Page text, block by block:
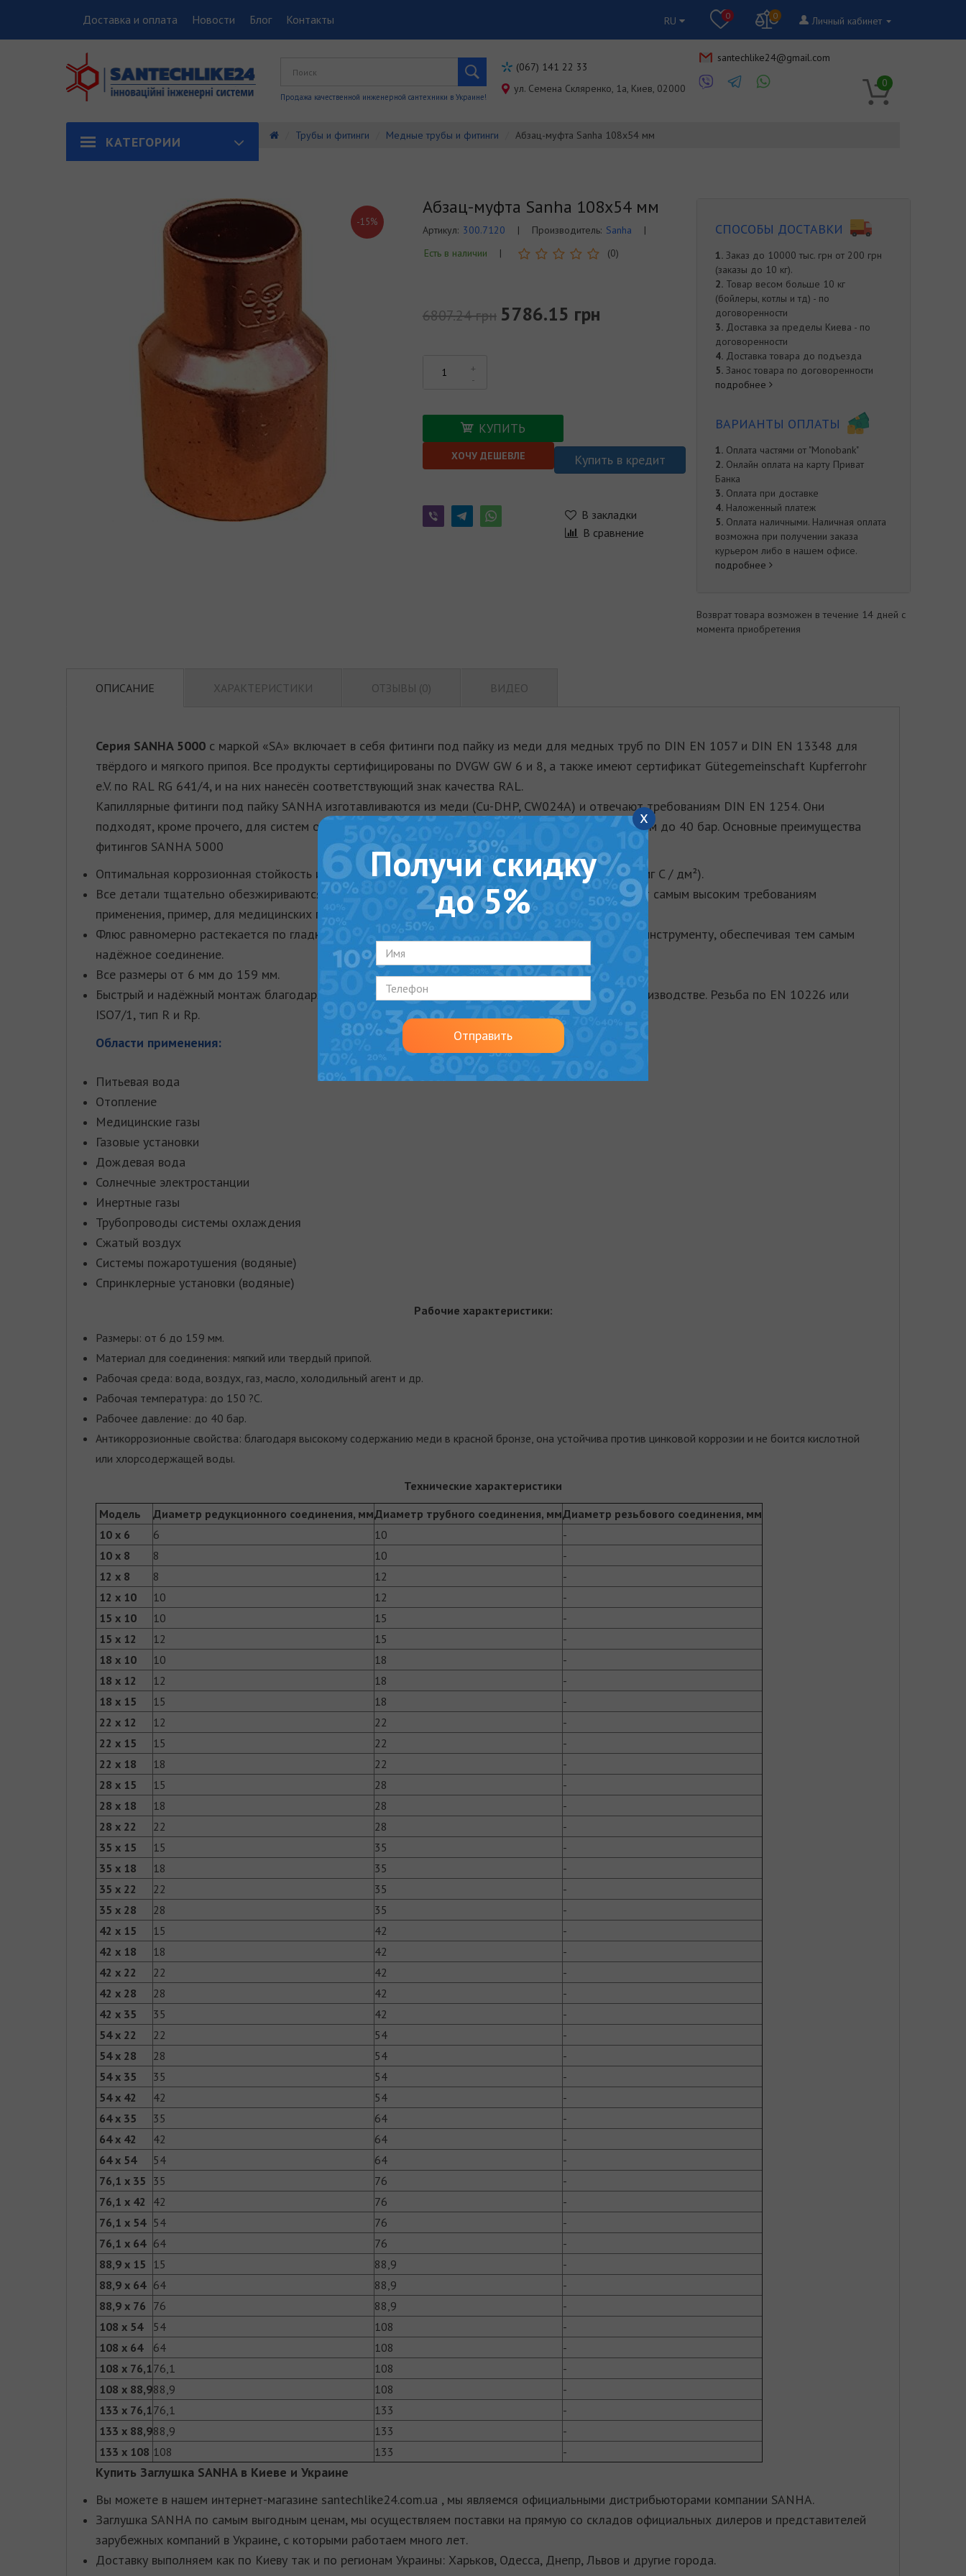
Доставка и оплата Новости Блог Контакты RU 0 0 Личный кабинет
Продажа качественной инженерной сантехники в Украине!
(067) 141 22 33
ул. Семена Скляренко, 1a, Киев, 02000
santechlike24@gmail.com
0
КАТЕГОРИИ Трубы и фитинги Медные трубы и фитинги Абзац-муфта Sanha 108х54 мм
-15%
Абзац-муфта Sanha 108х54 мм
Артикул: 300.7120 | Производитель: Sanha
|
Есть в наличии
| (0)
6807.24 грн 5786.15 грн
КУПИТЬ
ХОЧУ ДЕШЕВЛЕ Купить в кредит
В закладки
В сравнение
СПОСОБЫ ДОСТАВКИ
1. Заказ до 10000 тыс. грн от 200 грн
(заказы до 10 кг).
2. Товар весом больше 10 кг
(бойлеры, котлы и тд) - по
договоренности
3. Доставка за пределы Киева - по
договоренности
4. Доставка товара до подъезда
5. Занос товара по договоренности
подробнее
ВАРИАНТЫ ОПЛАТЫ
1. Оплата частями от "Monobank"
2. Онлайн оплата на карту Приват
Банка
3. Оплата при доставке
4. Наложенный платеж
5. Оплата наличными. Наличная оплата
возможна при получении заказа
курьером либо в нашем офисе.
подробнее
Возврат товара возможен в течение 14 дней с
момента приобретения
ОПИСАНИЕ ХАРАКТЕРИСТИКИ ОТЗЫВЫ (0) ВИДЕО
Серия SANHA 5000 с маркой «SA» включает в себя фитинги под пайку из меди для медных труб по DIN EN 1057 и DIN EN 13348 для
твёрдого и мягкого припоя. Все продукты сертифицированы по DVGW GW 6 и 8, а также имеют сертификат Gütegemeinschaft Kupferrohr
e.V. по RAL RG 641/4, и на них нанесён соответствующий знак качества RAL.
Капиллярные фитинги под пайку SANHA изготавливаются из меди (Cu-DHP, CW024A) и отвечают требованиям DIN EN 1254. Они
подходят, кроме прочего, для систем охлаждения с максимально допустимым рабочим давлением до 40 бар. Основные преимущества
фитингов SANHA 5000
Оптимальная коррозионная стойкость и гигиена в результате низкого содержания углерода (0,5 мг C / дм²).
Все детали тщательно обезжириваются в специально разработанных ваннах и поэтому отвечают самым высоким требованиям
применения, пример, для медицинских газов.
Флюс равномерно растекается по гладким поверхностям концов благодаря оптимизированному инструменту, обеспечивая тем самым
надёжное соединение.
Все размеры от 6 мм до 159 мм.
Быстрый и надёжный монтаж благодаря уплотнению резьбы в резьбе и точным допускам при производстве. Резьба по EN 10226 или
ISO7/1, тип R и Rp.
Области применения:
Питьевая вода
Отопление
Медицинские газы
Газовые установки
Дождевая вода
Солнечные электростанции
Инертные газы
Трубопроводы системы охлаждения
Сжатый воздух
Системы пожаротушения (водяные)
Спринклерные установки (водяные)
Рабочие характеристики:
Размеры: от 6 до 159 мм.
Материал для соединения: мягкий или твердый припой.
Рабочая среда: вода, воздух, газ, масло, холодильный агент и др.
Рабочая температура: до 150 ?С.
Рабочее давление: до 40 бар.
Антикоррозионные свойства: благодаря высокому содержанию меди в красной бронзе, она устойчива против цинковой коррозии и не боится кислотной
или хлорсодержащей воды.
Технические характеристики
Модель
Диаметр редукционного соединения, ммДиаметр трубного соединения, ммДиаметр резьбового соединения, мм
10 х 6
6 10
­-
10 х 8
8 10
­-
12 х 8
8 12
­-
12 x 10
10 12
­-
15 x 10
10 15
­-
15 x 12
12 15
­-
18 x 10
10 18
­-
18 x 12
12 18
­-
18 x 15
15 18
­-
22 x 12
12 22
­-
22 x 15
15 22
­-
22 x 18
18 22
­-
28 x 15
15 28
­-
28 x 18
18 28
­-
28 x 22
22 28
­-
35 x 15
15 35
­-
35 x 18
18 35
­-
35 x 22
22 35
­-
35 x 28
28 35
­-
42 x 15
15 42
­-
42 x 18
18 42
­-
42 x 22
22 42
­-
42 x 28
28 42
­-
42 x 35
35 42
­-
54 x 22
22 54
­-
54 x 28
28 54
­-
54 x 35
35 54
­-
54 x 42
42 54
­-
64 x 35
35 64
­-
64 x 42
42 64
­-
64 x 54
54 64
-
76,1 x 35 35 76
-
76,1 x 42
42 76
­-
76,1 x 54 54 76
­-
76,1 x 64 64 76
­-
88,9 x 15
15 88,9
­-
88,9 x 64 64 88,9
­-
88,9 x 76 76 88,9
­-
108 x 54
54 108
­-
108 x 64
64 108
­-
108 x 76,176,1 108
­-
108 x 88,988,9 108
­-
133 x 76,176,1 133
­-
133 x 88,988,9 133
­-
133 x 108 108 133 ­-
Купить Заглушка SANHA в Киеве и Украине
Вы можете в нашем интернет-магазине santechlike24.com.ua , мы являемся официальными дистрибьюторами компании SANHA.
Заглушка SANHA по самым выгодным ценам, мы осуществляем поставки на прямую со складов официальных дилеров и представителей
зарубежных компаний в Украине, с которыми работаем много лет.
Доставку выполняем как по Киеву так и по регионам Украины: Харьков, Одесса, Днепр, Львов и другие города.
x
Получи скидку
до 5%
Отправить